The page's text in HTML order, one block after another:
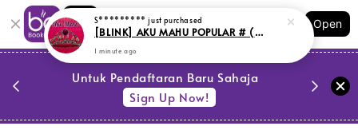
Shopping: Track Your Order
Your Trusted Shops
Open
Untuk Pendaftaran Baru Sahaja
Sign Up Now!
S********* just purchased
[BLINK] AKU MAHU POPULAR # (L80)
1 minute ago